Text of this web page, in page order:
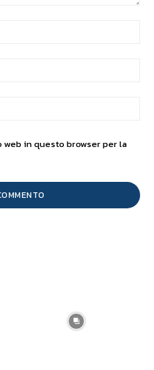
web in questo browser per la